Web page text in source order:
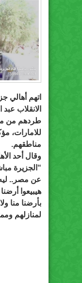
اتهم أهالي
الانقلاب
طردهم من
للامارات،
مناطقهم.
وقال أحد
عن مصر.. ليه
هيبيعوا
بأرضنا منا
لمنازلهم